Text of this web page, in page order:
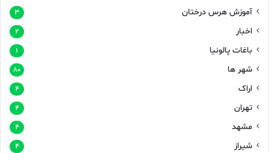
آموزش هرس درختان ۳
اخبار ۲
باغات پالونیا ۱
شهر ها ۸۰
اراک ۴
تهران ۴
مشهد ۴
شیراز ۴